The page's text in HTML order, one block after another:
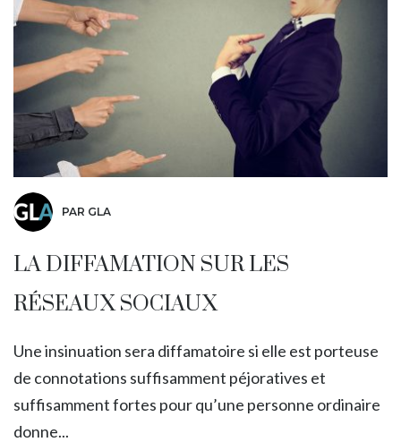
PAR GLA
LA DIFFAMATION SUR LES
RÉSEAUX SOCIAUX
Une insinuation sera diffamatoire si elle est porteuse
de connotations suffisamment péjoratives et
suffisamment fortes pour qu’une personne ordinaire
donne...